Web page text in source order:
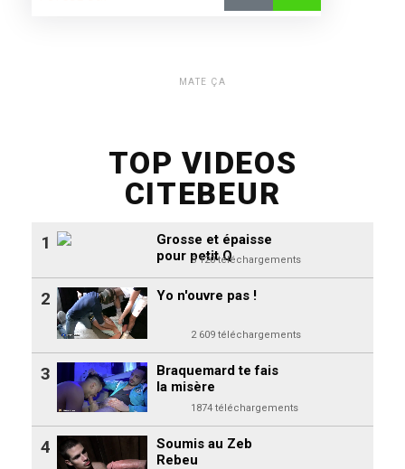
MATE ÇA
TOP VIDEOS
CITEBEUR
Grosse et épaisse
pour petit Q
3 120 téléchargements
1
Yo n'ouvre pas !
2 609 téléchargements
2
Braquemard te fais
la misère
1874 téléchargements
3
Soumis au Zeb
Rebeu
4